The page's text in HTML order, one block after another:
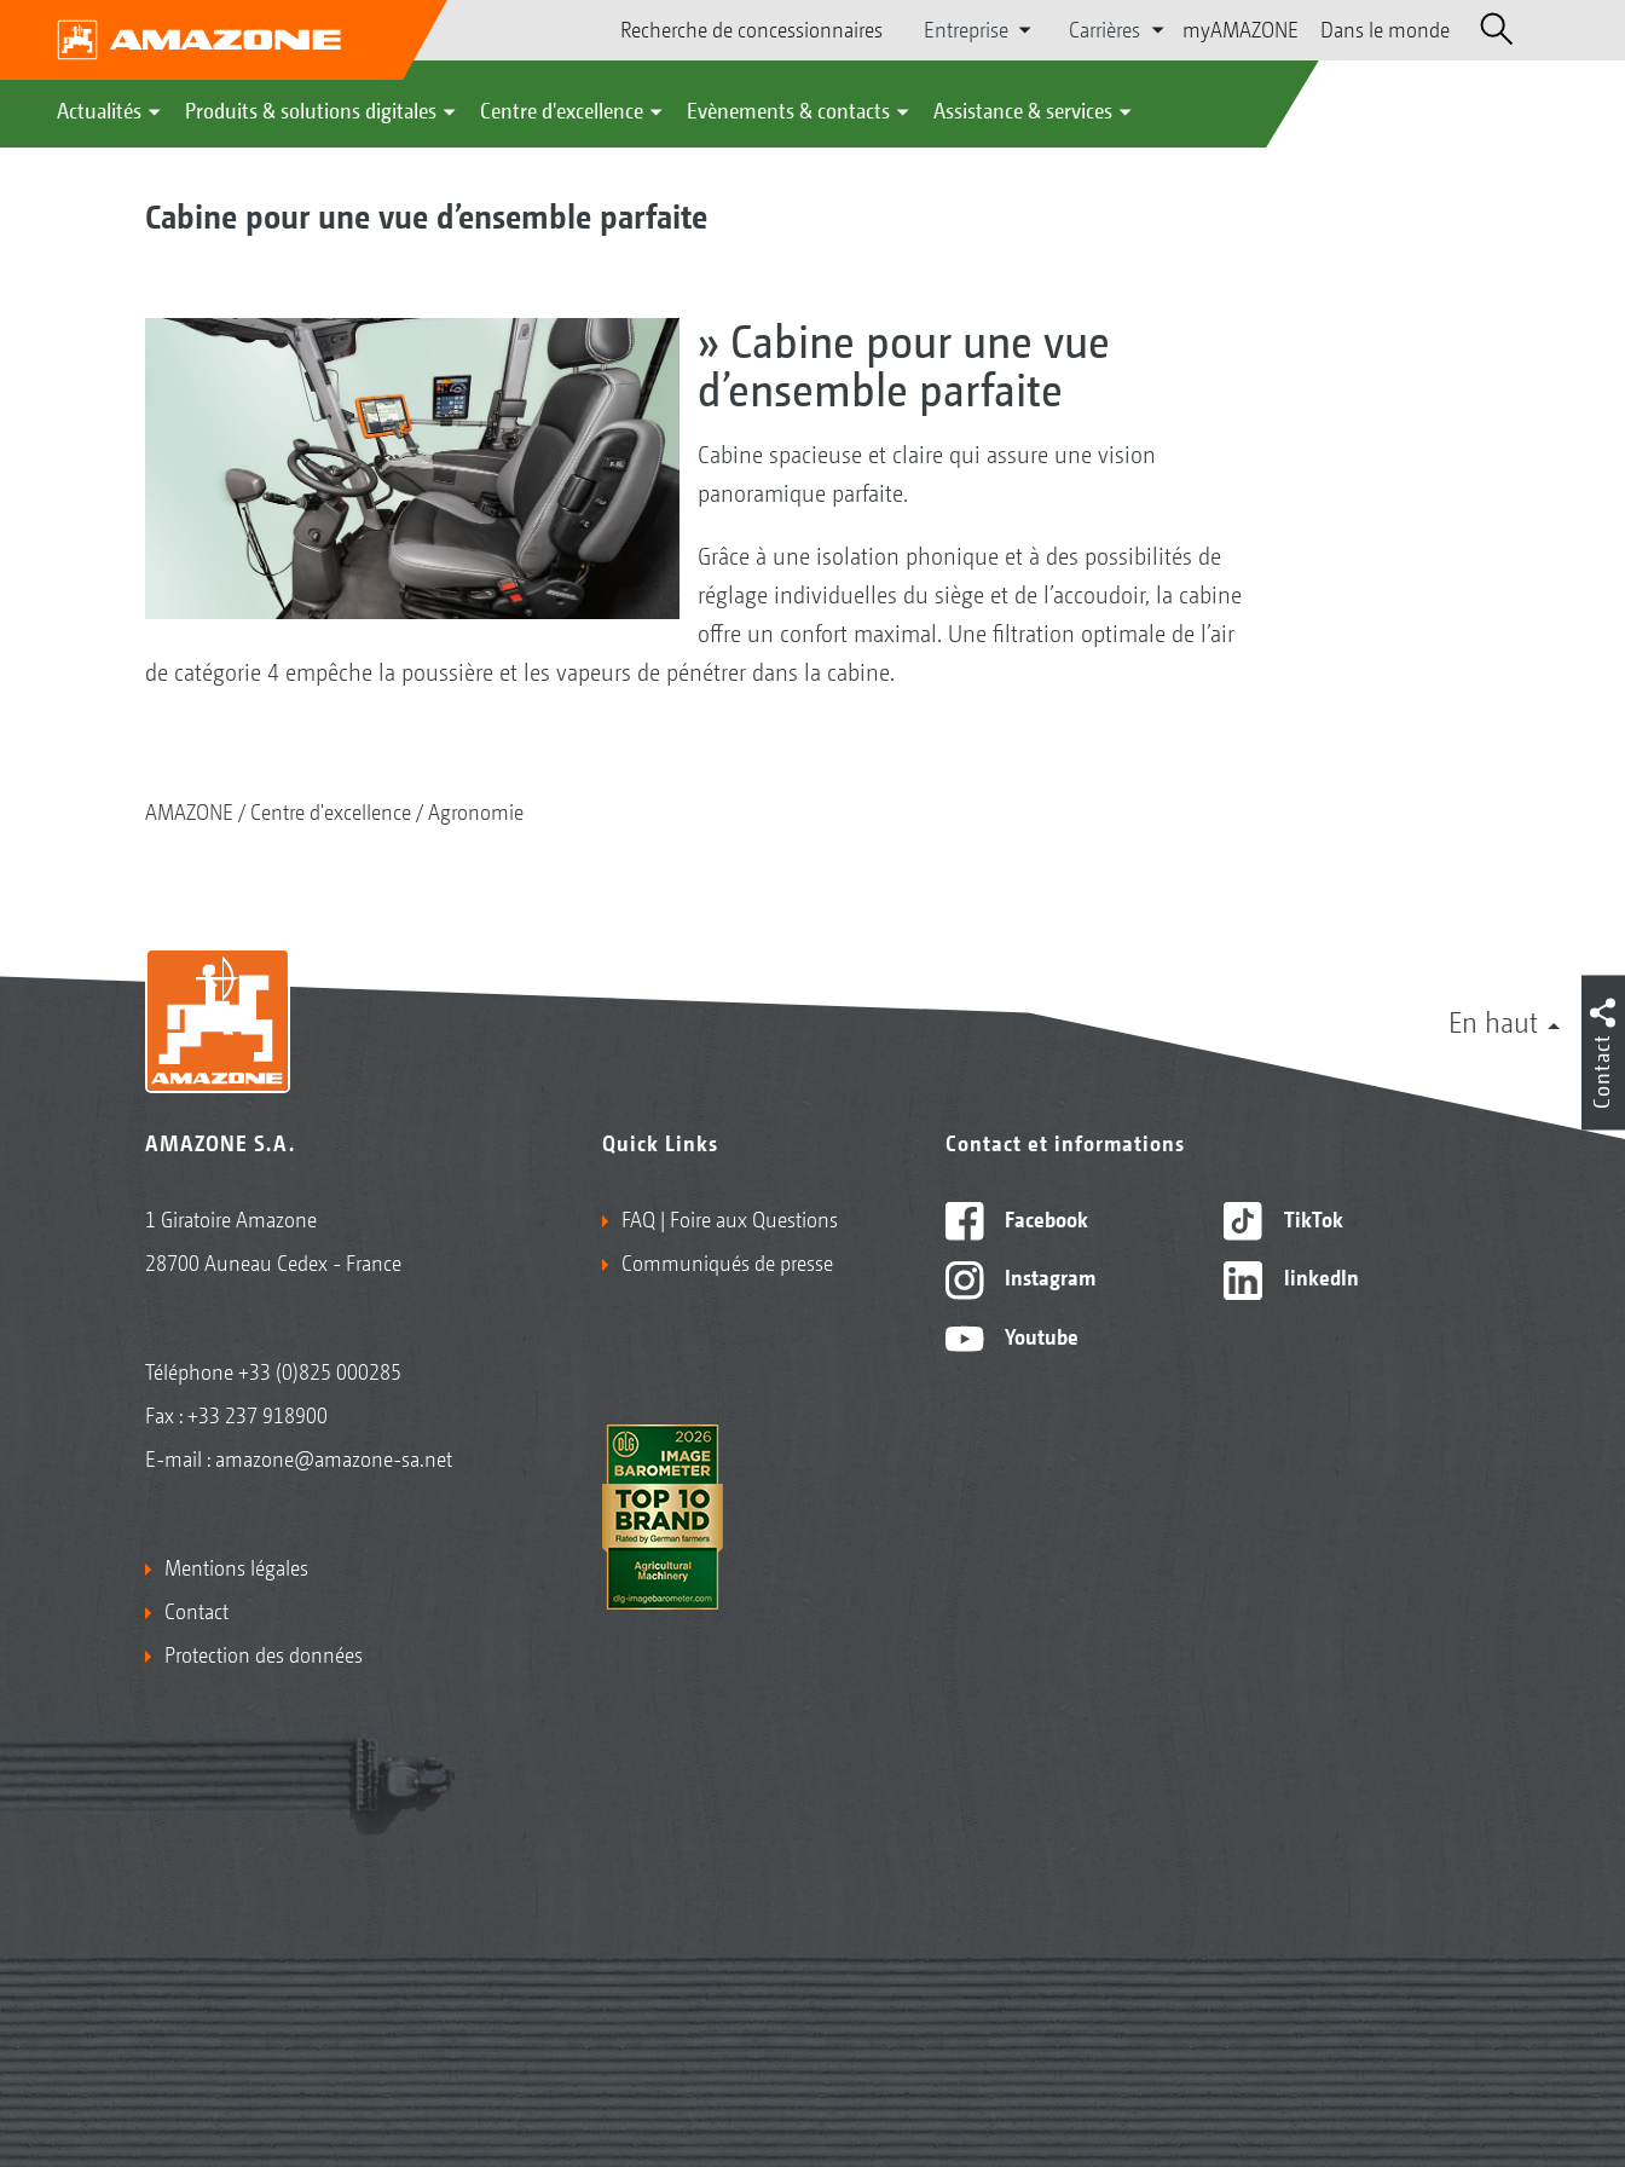
Recherche de concessionnaires Entreprise Carrières myAMAZONE Dans le monde
Actualités Produits & solutions digitales Centre d'excellence Evènements & contacts Assistance & services
Cabine pour une vue d’ensemble parfaite
» Cabine pour une vue
d’ensemble parfaite
Cabine spacieuse et claire qui assure une vision
panoramique parfaite.
Grâce à une isolation phonique et à des possibilités de
réglage individuelles du siège et de l’accoudoir, la cabine
offre un confort maximal. Une filtration optimale de l’air
de catégorie 4 empêche la poussière et les vapeurs de pénétrer dans la cabine.
AMAZONE Centre d'excellence Agronomie
En haut
AMAZONE S.A.
1 Giratoire Amazone
28700 Auneau Cedex - France
Téléphone+33 (0)825 000285
Fax : +33 237 918900
E-mail : amazone@amazone-sa.net
Mentions légales
Contact
Protection des données
Quick Links
FAQ | Foire aux Questions
Communiqués de presse
Contact et informations
Facebook
Instagram
Youtube
TikTok
linkedIn
Contact